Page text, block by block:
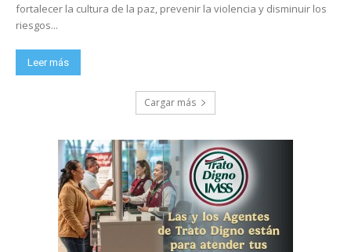
fortalecer la cultura de la paz, prevenir la violencia y disminuir los
riesgos...
Leer más
Cargar más